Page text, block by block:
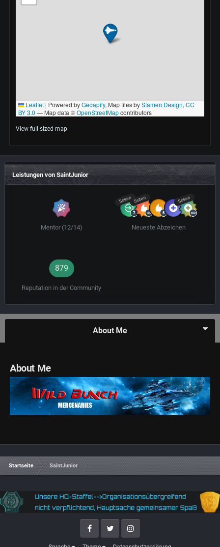
View full sized map
Leistungen von SaintJunior
Mentor (12/14)
Selten Selten Selten
Neueste Abzeichen
879
Reputation in der Community
About Me
About Me
Startseite SaintJunior
FacebookTwitter Instagram